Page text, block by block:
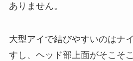
ありません。
大型アイで結びやすいのはナ
すし、ヘッド部上面がそこそ